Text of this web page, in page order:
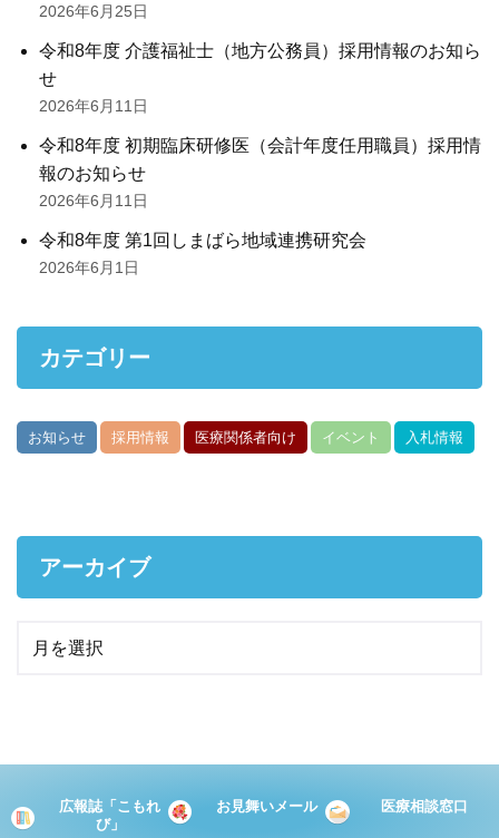
2026年6月25日
令和8年度 介護福祉士（地方公務員）採用情報のお知ら
せ
2026年6月11日
令和8年度 初期臨床研修医（会計年度任用職員）採用情
報のお知らせ
2026年6月11日
令和8年度 第1回しまばら地域連携研究会
2026年6月1日
カテゴリー
お知らせ 採用情報 医療関係者向け イベント 入札情報
アーカイブ
広報誌「こもれ
び」
お見舞いメール 医療相談窓口